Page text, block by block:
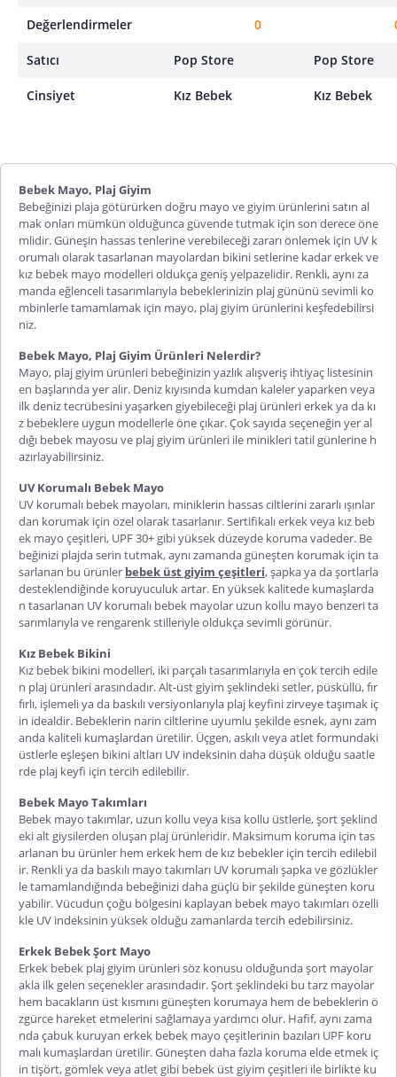
Değerlendirmeler
Satıcı
Cinsiyet
0
Pop Store
Kız Bebek
Pop Store
Kız Bebek
Bebek Mayo, Plaj Giyim
Bebeğinizi plaja götürürken doğru mayo ve giyim ürünlerini satın al
mak onları mümkün olduğunca güvende tutmak için son derece öne
mlidir. Güneşin hassas tenlerine verebileceği zararı önlemek için UV k
orumalı olarak tasarlanan mayolardan bikini setlerine kadar erkek ve
kız bebek mayo modelleri oldukça geniş yelpazelidir. Renkli, aynı za
manda eğlenceli tasarımlarıyla bebeklerinizin plaj gününü sevimli ko
mbinlerle tamamlamak için mayo, plaj giyim ürünlerini keşfedebilirsi
niz.
Bebek Mayo, Plaj Giyim Ürünleri Nelerdir?
Mayo, plaj giyim ürünleri bebeğinizin yazlık alışveriş ihtiyaç listesinin
en başlarında yer alır. Deniz kıyısında kumdan kaleler yaparken veya
ilk deniz tecrübesini yaşarken giyebileceği plaj ürünleri erkek ya da kı
z bebeklere uygun modellerle öne çıkar. Çok sayıda seçeneğin yer al
dığı bebek mayosu ve plaj giyim ürünleri ile minikleri tatil günlerine h
azırlayabilirsiniz.
UV Korumalı Bebek Mayo
UV korumalı bebek mayoları, miniklerin hassas ciltlerini zararlı ışınlar
dan korumak için özel olarak tasarlanır. Sertifikalı erkek veya kız beb
ek mayo çeşitleri, UPF 30+ gibi yüksek düzeyde koruma vadeder. Be
beğinizi plajda serin tutmak, aynı zamanda güneşten korumak için ta
sarlanan bu ürünler bebek üst giyim çeşitleri, şapka ya da şortlarla
desteklendiğinde koruyuculuk artar. En yüksek kalitede kumaşlarda
n tasarlanan UV korumalı bebek mayolar uzun kollu mayo benzeri ta
sarımlarıyla ve rengarenk stilleriyle oldukça sevimli görünür.
Kız Bebek Bikini
Kız bebek bikini modelleri, iki parçalı tasarımlarıyla en çok tercih edile
n plaj ürünleri arasındadır. Alt-üst giyim şeklindeki setler, püsküllü, fır
fırlı, işlemeli ya da baskılı versiyonlarıyla plaj keyfini zirveye taşımak iç
in idealdir. Bebeklerin narin ciltlerine uyumlu şekilde esnek, aynı zam
anda kaliteli kumaşlardan üretilir. Üçgen, askılı veya atlet formundaki
üstlerle eşleşen bikini altları UV indeksinin daha düşük olduğu saatle
rde plaj keyfi için tercih edilebilir.
Bebek Mayo Takımları
Bebek mayo takımlar, uzun kollu veya kısa kollu üstlerle, şort şeklind
eki alt giysilerden oluşan plaj ürünleridir. Maksimum koruma için tas
arlanan bu ürünler hem erkek hem de kız bebekler için tercih edilebil
ir. Renkli ya da baskılı mayo takımları UV korumalı şapka ve gözlükler
le tamamlandığında bebeğinizi daha güçlü bir şekilde güneşten koru
yabilir. Vücudun çoğu bölgesini kaplayan bebek mayo takımları özelli
kle UV indeksinin yüksek olduğu zamanlarda tercih edebilirsiniz.
Erkek Bebek Şort Mayo
Erkek bebek plaj giyim ürünleri söz konusu olduğunda şort mayolar
akla ilk gelen seçenekler arasındadır. Şort şeklindeki bu tarz mayolar
hem bacakların üst kısmını güneşten korumaya hem de bebeklerin ö
zgürce hareket etmelerini sağlamaya yardımcı olur. Hafif, aynı zama
nda çabuk kuruyan erkek bebek mayo çeşitlerinin bazıları UPF koru
malı kumaşlardan üretilir. Güneşten daha fazla koruma elde etmek iç
in tişört, gömlek veya atlet gibi bebek üst giyim çeşitleri ile birlikte ku